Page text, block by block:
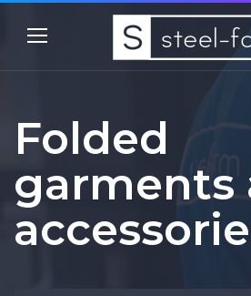
Folded
garments